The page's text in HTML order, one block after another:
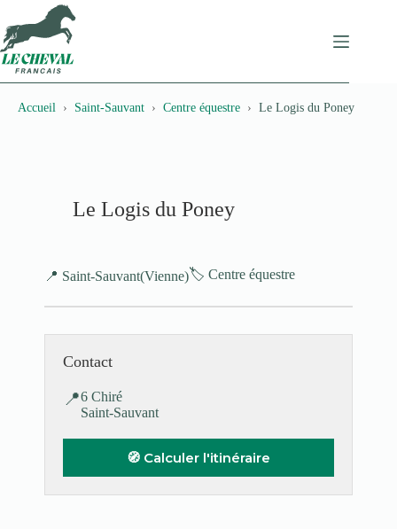
au
contenu
Accueil Saint-Sauvant Centre équestre Le Logis du Poney
Le Logis du Poney
📍 Saint-Sauvant(Vienne)🏷️ Centre équestre
Contact
📍6 Chiré
Saint-Sauvant
🧭 Calculer l'itinéraire